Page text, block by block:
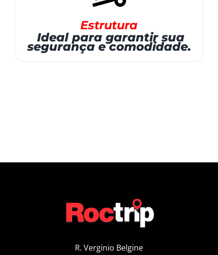
Estrutura
Ideal para garantir sua
segurança e comodidade.
R. Verginio Belgine